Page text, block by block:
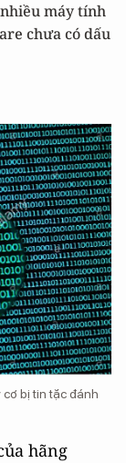
máy tính
chưa có dấu
bị tin tặc đánh
hãng